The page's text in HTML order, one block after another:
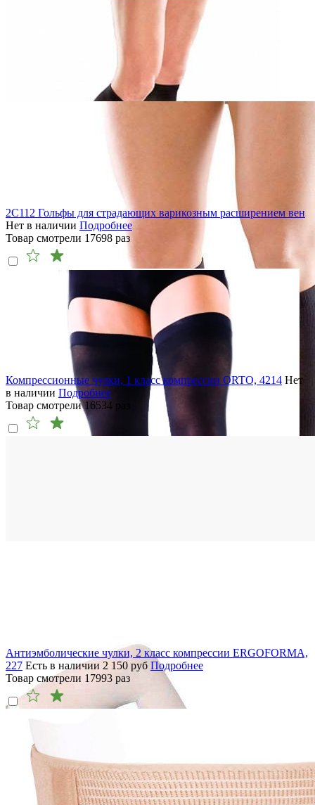
2C112 Гольфы для страдающих варикозным расширением вен
Нет в наличии Подробнее
Товар смотрели 17698 раз
Компрессионные чулки, 1 класс компрессии ORTO, 4214 Нет
в наличии Подробнее
Товар смотрели16534
Антиэмболические чулки, 2 класс компрессии ERGOFORMA,
227 Есть в наличии 2 150 руб Подробнее
Товар смотрели 17993 раз